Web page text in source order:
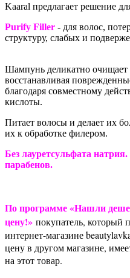
Kaaral предлагает решение
Purify Filler - для волос,
структуру, слабых и
Шампунь деликатно
восстанавливая
благодаря совместному
кислоты.
Питает волосы и делает их
их к обработке филером.
Без лауретсульфата
парабенов.
По программе «Нашли
цену!» покупатель, который
интернет-магазине
цену в другом магазине,
на этот товар.